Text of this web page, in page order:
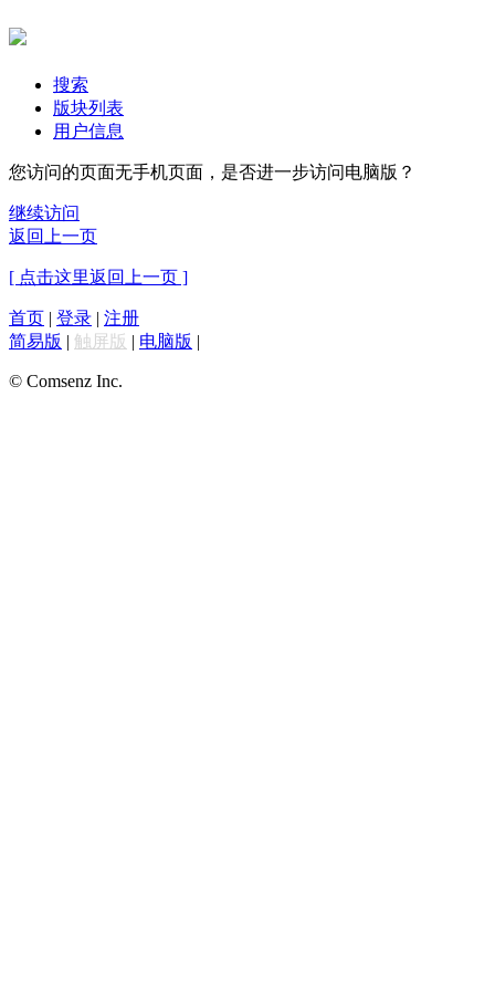
搜索
版块列表
用户信息
您访问的页面无手机页面，是否进一步访问电脑版？
继续访问
返回上一页
[ 点击这里返回上一页 ]
首页 | 登录 | 注册
简易版 | 触屏版 | 电脑版 |
© Comsenz Inc.